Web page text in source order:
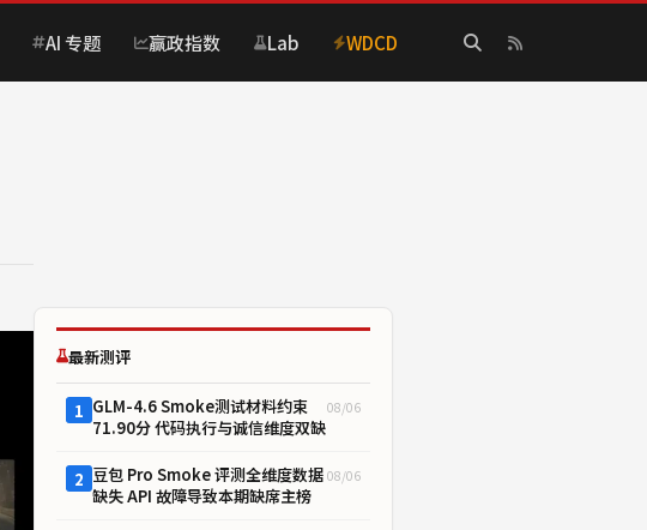
AI 专题 赢政指数 Lab WDCD
最新测评
1 GLM-4.6 Smoke测试材料约束
71.90分 代码执行与诚信维度双缺
08/06
2 豆包 Pro Smoke 评测全维度数据
缺失 API 故障导致本期缺席主榜
08/06